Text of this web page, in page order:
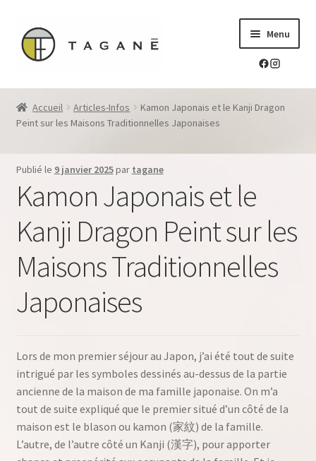
Aller
Aller
au
contenu
Menu
Le sur-mesure en mokume-gane
Mes réalisations
menu
Blog Tagane
Boutique
menu
Contact
Accueil Articles-Infos
Kamon Japonais et le Kanji Dragon
Peint sur les Maisons Traditionnelles Japonaises
Publié le 9 janvier 2025par tagane
Kamon Japonais et le
Kanji Dragon Peint sur les
Maisons Traditionnelles
Japonaises
Lors de mon premier séjour au Japon, j’ai été tout de suite
intrigué par les symboles dessinés au-dessus de la partie
ancienne de la maison de ma famille japonaise. On m’a
tout de suite expliqué que le premier situé d’un côté de la
maison est le blason ou kamon (家紋) de la famille.
L’autre, de l’autre côté un Kanji (漢字), pour apporter